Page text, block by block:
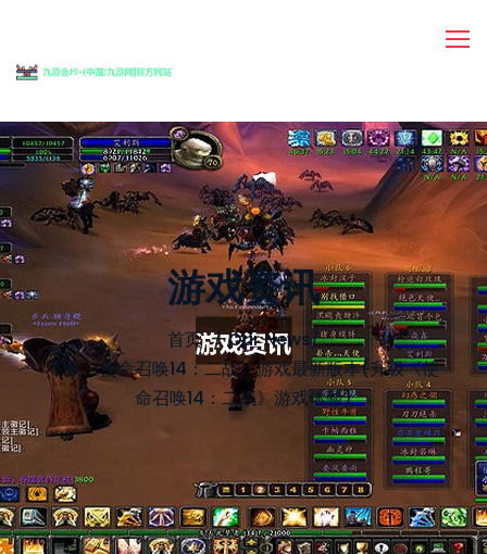
游戏资讯
首页 Our News/
下载《使命召唤14：二战》游戏最新版本(升级《使
命召唤14：二战》游戏体验)